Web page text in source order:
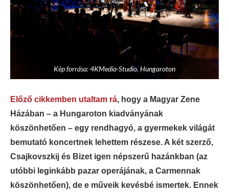
Kép forrása: 4KMedia-Studio, Hungaroton
Előző cikkemben utaltam rá, hogy a Magyar Zene
Házában – a Hungaroton kiadványának
köszönhetően – egy rendhagyó, a gyermekek világát
bemutató koncertnek lehettem részese. A két szerző,
Csajkovszkij és Bizet igen népszerű hazánkban (az
utóbbi leginkább pazar operájának, a Carmennak
köszönhetően), de e műveik kevésbé ismertek. Ennek